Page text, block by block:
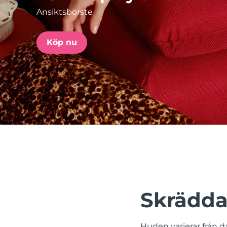
Ansiktsborste
Köp nu
issa™ Teeth Whitening Set
FAQ™ Dual LED Panel
POPULÄR